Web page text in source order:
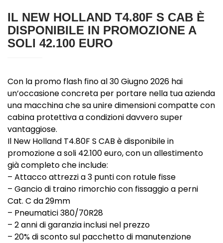
IL NEW HOLLAND T4.80F S CAB È
DISPONIBILE IN PROMOZIONE A
SOLI 42.100 EURO
Con la promo flash fino al 30 Giugno 2026 hai
un’occasione concreta per portare nella tua azienda
una macchina che sa unire dimensioni compatte con
cabina protettiva a condizioni davvero super
vantaggiose.
Il New Holland T4.80F S CAB è disponibile in
promozione a soli 42.100 euro, con un allestimento
già completo che include:
– Attacco attrezzi a 3 punti con rotule fisse
– Gancio di traino rimorchio con fissaggio a perni
Cat. C da 29mm
– Pneumatici 380/70R28
– 2 anni di garanzia inclusi nel prezzo
– 20% di sconto sul pacchetto di manutenzione